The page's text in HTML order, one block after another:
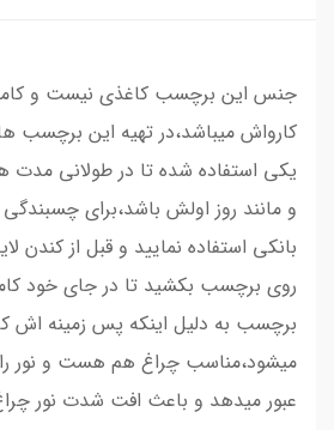
جنس این برچسب کاغذی نیست و
کارواش میباشد،در تهیه این برچسب ها
یکی استفاده شده تا در طولانی مدت
و مانند روز اولش باشد،برای
بانکی استفاده نمایید و قبل از کندن
روی برچسب بکشید تا در جای خود
برچسب به دلیل اینکه پس زمینه اش
میشود،مناسب چراغ هم هست و نور
عبور میدهد و باعث افت شدت نور